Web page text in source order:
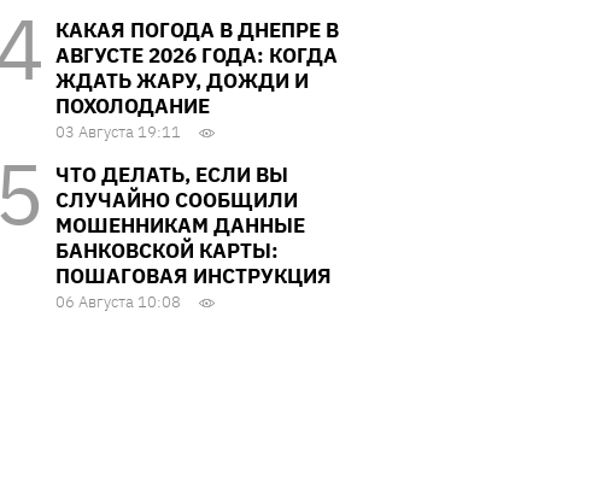
КАКАЯ ПОГОДА В ДНЕПРЕ В
АВГУСТЕ 2026 ГОДА: КОГДА
ЖДАТЬ ЖАРУ, ДОЖДИ И
ПОХОЛОДАНИЕ
03 Августа 19:11
ЧТО ДЕЛАТЬ, ЕСЛИ ВЫ
СЛУЧАЙНО СООБЩИЛИ
МОШЕННИКАМ ДАННЫЕ
БАНКОВСКОЙ КАРТЫ:
ПОШАГОВАЯ ИНСТРУКЦИЯ
06 Августа 10:08